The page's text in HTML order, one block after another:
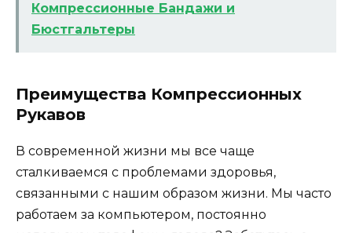
Компрессионные Бандажи и
Бюстгальтеры
Преимущества Компрессионных
Рукавов
В современной жизни мы все чаще
сталкиваемся с проблемами здоровья,
связанными с нашим образом жизни. Мы часто
работаем за компьютером, постоянно